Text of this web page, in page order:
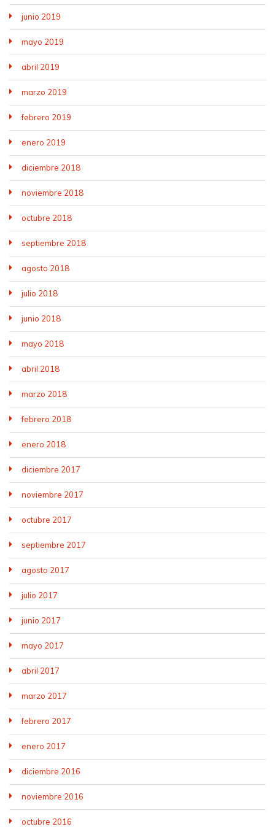
junio 2019
mayo 2019
abril 2019
marzo 2019
febrero 2019
enero 2019
diciembre 2018
noviembre 2018
octubre 2018
septiembre 2018
agosto 2018
julio 2018
junio 2018
mayo 2018
abril 2018
marzo 2018
febrero 2018
enero 2018
diciembre 2017
noviembre 2017
octubre 2017
septiembre 2017
agosto 2017
julio 2017
junio 2017
mayo 2017
abril 2017
marzo 2017
febrero 2017
enero 2017
diciembre 2016
noviembre 2016
octubre 2016